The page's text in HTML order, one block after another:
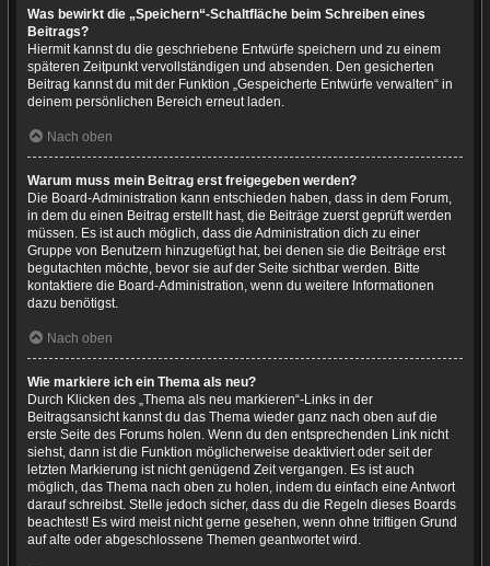
Was bewirkt die „Speichern“-Schaltfläche beim Schreiben eines
Beitrags?
Hiermit kannst du die geschriebene Entwürfe speichern und zu einem
späteren Zeitpunkt vervollständigen und absenden. Den gesicherten
Beitrag kannst du mit der Funktion „Gespeicherte Entwürfe verwalten“ in
deinem persönlichen Bereich erneut laden.
Nach oben
Warum muss mein Beitrag erst freigegeben werden?
Die Board-Administration kann entschieden haben, dass in dem Forum,
in dem du einen Beitrag erstellt hast, die Beiträge zuerst geprüft werden
müssen. Es ist auch möglich, dass die Administration dich zu einer
Gruppe von Benutzern hinzugefügt hat, bei denen sie die Beiträge erst
begutachten möchte, bevor sie auf der Seite sichtbar werden. Bitte
kontaktiere die Board-Administration, wenn du weitere Informationen
dazu benötigst.
Nach oben
Wie markiere ich ein Thema als neu?
Durch Klicken des „Thema als neu markieren“-Links in der
Beitragsansicht kannst du das Thema wieder ganz nach oben auf die
erste Seite des Forums holen. Wenn du den entsprechenden Link nicht
siehst, dann ist die Funktion möglicherweise deaktiviert oder seit der
letzten Markierung ist nicht genügend Zeit vergangen. Es ist auch
möglich, das Thema nach oben zu holen, indem du einfach eine Antwort
darauf schreibst. Stelle jedoch sicher, dass du die Regeln dieses Boards
beachtest! Es wird meist nicht gerne gesehen, wenn ohne triftigen Grund
auf alte oder abgeschlossene Themen geantwortet wird.